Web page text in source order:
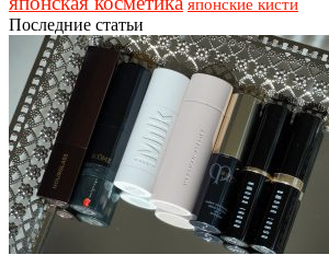
Последние статьи